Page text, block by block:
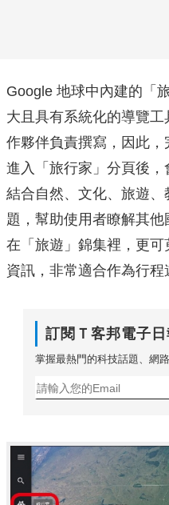
Google 地球中內建的「
大且具有系統化的導覽
作夥伴負責撰寫，因此
進入「旅行家」分頁後
結合自然、文化、旅遊
題，幫助使用者瞭解其
在「旅遊」錦集裡，更
資訊，非常適合作為行程
訂閱Ｔ客邦電子日
掌握最熱門的科技話題、網